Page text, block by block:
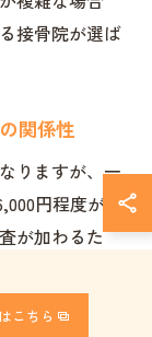
接骨院が選ば
関係性
りますが、一
円程度が多
が加わるた
目以降は施術
こちら